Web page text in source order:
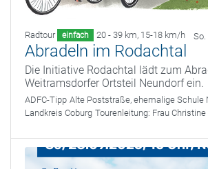
Radtour einfach 20 - 39 km, 15-18 km/h So.
Abradeln im Rodachtal
Die Initiative Rodachtal lädt zum
Weitramsdorfer Ortsteil Neundorf ein.
ADFC-Tipp Alte Poststraße, ehemalige Schule
Landkreis Coburg Tourenleitung: Frau